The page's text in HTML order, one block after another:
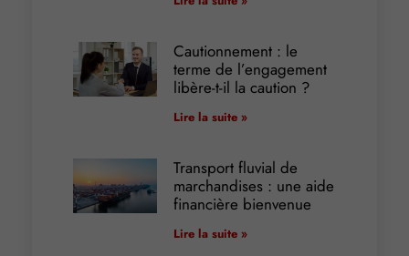
Cautionnement : le
terme de l’engagement
libère-t-il la caution ?
Lire la suite »
Transport fluvial de
marchandises : une aide
financière bienvenue
Lire la suite »